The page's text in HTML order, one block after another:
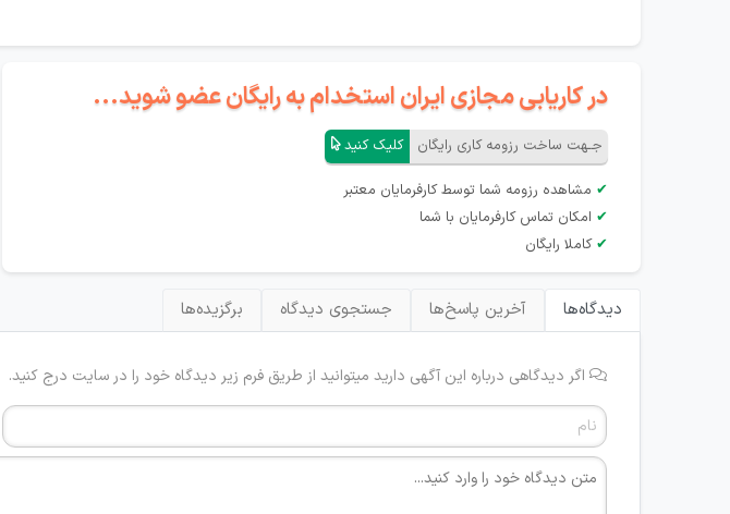
در کاریابی مجازی ایران استخدام به رایگان عضو شوید...
جـهت ساخت رزومه کاری رایگان کلیک کنید
✔ مشاهده رزومه شما توسط کارفرمایان معتبر
✔ امکان تماس کارفرمایان با شما
✔ کاملا رایگان
دیدگاه‌ها آخرین پاسخ‌ها جستجوی دیدگاه برگزیده‌ها
اگر دیدگاهی درباره این آگهی دارید میتوانید از طریق فرم زیر دیدگاه خود را در سایت درج کنید.